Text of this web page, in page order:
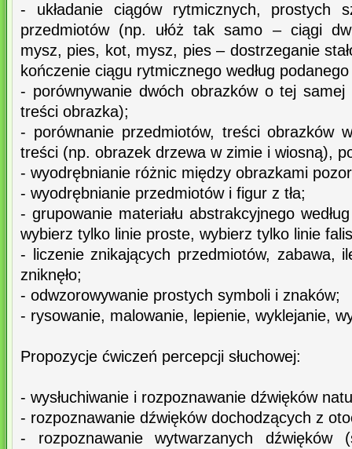
- układanie ciągów rytmicznych, prostych
przedmiotów (np. ułóż tak samo – ciągi
mysz, pies, kot, mysz, pies – dostrzeganie
kończenie ciągu rytmicznego według
- porównywanie dwóch obrazków o tej samej
treści obrazka);
- porównanie przedmiotów, treści obrazków
treści (np. obrazek drzewa w zimie i wiosną),
- wyodrębnianie różnic między obrazkami
- wyodrębnianie przedmiotów i figur z tła;
- grupowanie materiału abstrakcyjnego
wybierz tylko linie proste, wybierz tylko linie
- liczenie znikających przedmiotów, zabawa,
zniknęło;
- odwzorowywanie prostych symboli i znaków;
- rysowanie, malowanie, lepienie, wyklejanie,
Propozycje ćwiczeń percepcji słuchowej:
- wysłuchiwanie i rozpoznawanie dźwięków
- rozpoznawanie dźwięków dochodzących z
- rozpoznawanie wytwarzanych dźwięków